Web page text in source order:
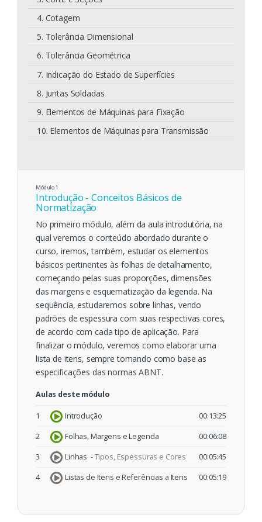
4. Cotagem
5. Tolerância Dimensional
6. Tolerância Geométrica
7. Indicação do Estado de Superfícies
8. Juntas Soldadas
9. Elementos de Máquinas para Fixação
10. Elementos de Máquinas para Transmissão
Módulo1
Introdução - Conceitos Básicos de
Normatização
No primeiro módulo, além da aula introdutória, na
qual veremos o conteúdo abordado durante o
curso, iremos, também, estudar os elementos
básicos pertinentes às folhas de detalhamento,
começando pelas suas proporções, dimensões
das margens e esquematização da legenda. Na
sequência, estudaremos sobre linhas, vendo
padrões de espessura com suas respectivas cores,
de acordo com cada tipo de aplicação. Para
finalizar o módulo, veremos como elaborar uma
lista de itens, sempre tomando como base as
especificações das normas ABNT.
Aulas deste módulo
1 Introdução 00:13:25
2 Folhas, Margens e Legenda 00:06:08
3 Linhas -Tipos, Espessuras e Cores 00:05:45
4 Listas de Itens e Referências a Itens 00:05:19